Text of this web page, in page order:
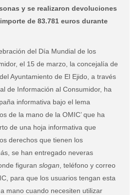
y se realizaron devoluciones
de 83.781 euros durante
del Día Mundial de los
el 15 de marzo, la concejalía de
Ayuntamiento de El Ejido, a través
de Información al Consumidor, ha
informativa bajo el lema
de la mano de la OMIC’ que ha
de una hoja informativa que
derechos que tienen los
se han entregado neveras
figuran slogan , teléfono y correo
para que los usuarios tengan esta
mano cuando necesiten utilizar